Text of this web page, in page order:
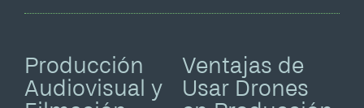
Producción
Audiovisual y
Ventajas de
Usar Drones